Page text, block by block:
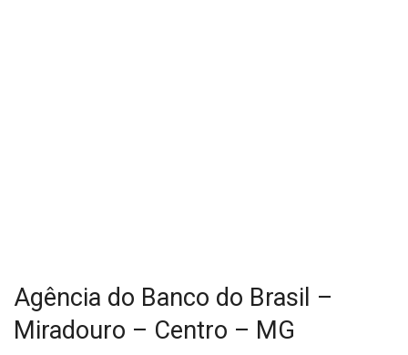
Agência do Banco do Brasil –
Miradouro – Centro – MG